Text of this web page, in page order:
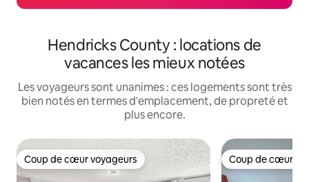
Hendricks County : locations de
vacances les mieux notées
Les voyageurs sont unanimes : ces logements sont très
bien notés en termes d'emplacement, de propreté et
plus encore.
Coup de cœur voyageurs
Coup de cœur voyageurs Coup de cœur
Coup de cœur